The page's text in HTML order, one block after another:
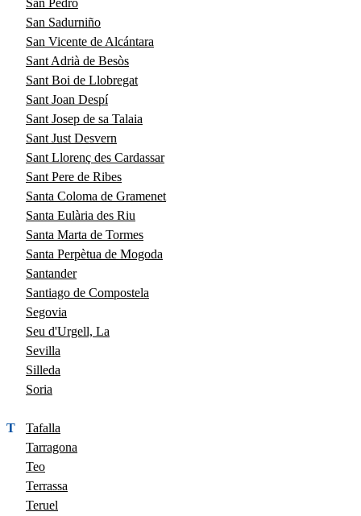
San Sadurniño
San Vicente de Alcántara
Sant Adrià de Besòs
Sant Boi de Llobregat
Sant Joan Despí
Sant Josep de sa Talaia
Sant Just Desvern
Sant Llorenç des Cardassar
Sant Pere de Ribes
Santa Coloma de Gramenet
Santa Eulària des Riu
Santa Marta de Tormes
Santa Perpètua de Mogoda
Santander
Santiago de Compostela
Segovia
Seu d'Urgell, La
Sevilla
Silleda
Soria
T
Tafalla
Tarragona
Teo
Terrassa
Teruel